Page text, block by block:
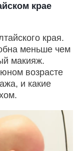
крае
края.
меньше чем
макияж.
возрасте
и какие